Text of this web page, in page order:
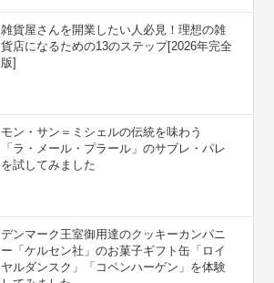
雑貨屋さんを開業したい人必見！理想の雑
貨店になるための13のステップ[2026年完全
版]
モン・サン＝ミシェルの伝統を味わう
「ラ・メール・プラール」のサブレ・パレ
を試してみました
デンマーク王室御用達のクッキーカンパニ
ー「ケルセン社」のお菓子ギフト缶「ロイ
ヤルダンスク」「コペンハーゲン」を体験